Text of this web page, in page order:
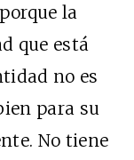
la
que está
no es
para su
No tiene